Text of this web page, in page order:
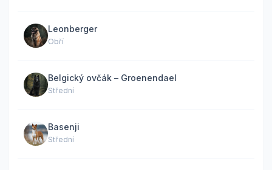
Leonberger
Obří
Belgický ovčák – Groenendael
Střední
Basenji
Střední